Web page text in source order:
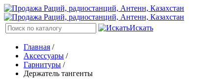
Искать
Главная /
Аксессуары /
Гарнитуры /
Держатель тангенты